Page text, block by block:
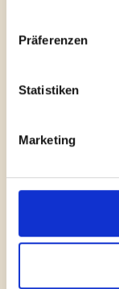
Präferenzen
Statistiken
Marketing